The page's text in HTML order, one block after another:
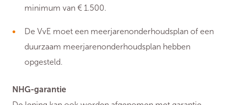
minimum van € 1.500.
De VvE moet een meerjarenonderhoudsplan of een
duurzaam meerjarenonderhoudsplan hebben
opgesteld.
NHG-garantie